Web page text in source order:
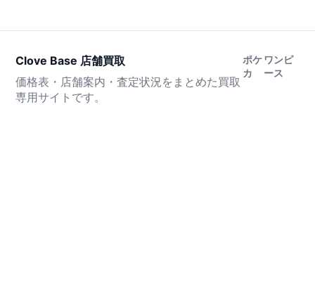
Clove Base 店舗買取
価格表・店舗案内・査定状況をまとめた買取
専用サイトです。
ポケ
カ
ワンピ
ース